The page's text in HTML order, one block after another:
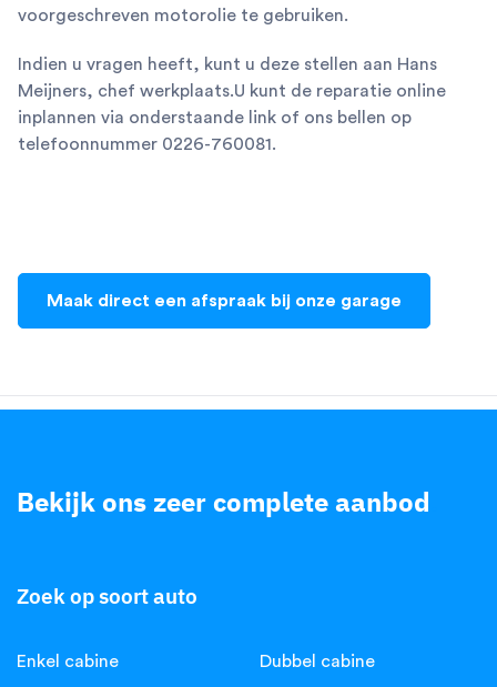
voorgeschreven motorolie te gebruiken.
Indien u vragen heeft, kunt u deze stellen aan Hans
Meijners, chef werkplaats.U kunt de reparatie online
inplannen via onderstaande link of ons bellen op
telefoonnummer 0226-760081.
Maak direct een afspraak bij onze garage
Bekijk ons zeer complete aanbod
Zoek op soort auto
Enkel cabine Dubbel cabine